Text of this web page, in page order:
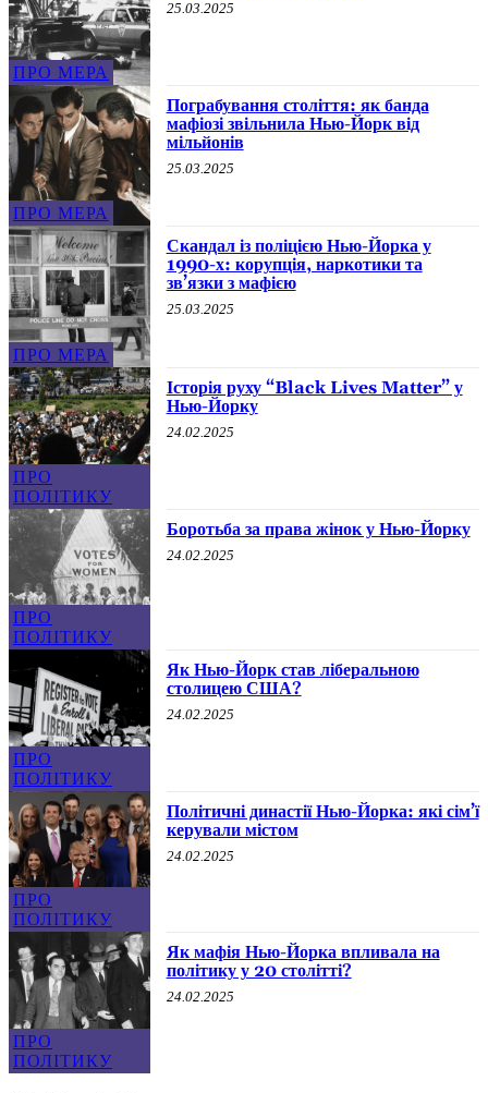
ПРО МЕРА
25.03.2025
ПРО МЕРА
Пограбування століття: як банда
мафіозі звільнила Нью-Йорк від
мільйонів
25.03.2025
ПРО МЕРА
Скандал із поліцією Нью-Йорка у
1990-х: корупція, наркотики та
зв’язки з мафією
25.03.2025
ПРО
ПОЛІТИКУ
Історія руху “Black Lives Matter” у
Нью-Йорку
24.02.2025
ПРО
ПОЛІТИКУ
Боротьба за права жінок у Нью-Йорку
24.02.2025
ПРО
ПОЛІТИКУ
Як Нью-Йорк став ліберальною
столицею США?
24.02.2025
ПРО
ПОЛІТИКУ
Політичні династії Нью-Йорка: які сім’ї
керували містом
24.02.2025
ПРО
ПОЛІТИКУ
Як мафія Нью-Йорка впливала на
політику у 20 столітті?
24.02.2025